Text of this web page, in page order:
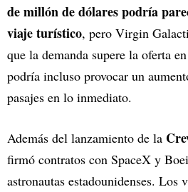
de millón de dólares podría
viaje turístico, pero Virgin
que la demanda supere la oferta
podría incluso provocar un
pasajes en lo inmediato.
Además del lanzamiento de la
firmó contratos con SpaceX y
astronautas estadounidenses. Los